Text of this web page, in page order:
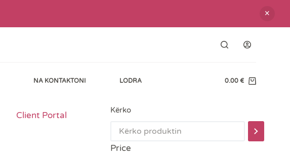
NA KONTAKTONI LODRA 0.00€
Client Portal Kërko
Price